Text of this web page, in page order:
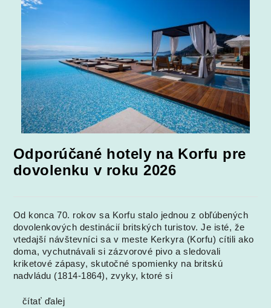
Odporúčané hotely na Korfu pre
dovolenku v roku 2026
Od konca 70. rokov sa Korfu stalo jednou z obľúbených
dovolenkových destinácií britských turistov. Je isté, že
vtedajší návštevníci sa v meste Kerkyra (Korfu) cítili ako
doma, vychutnávali si zázvorové pivo a sledovali
kriketové zápasy, skutočné spomienky na britskú
nadvládu (1814-1864), zvyky, ktoré si
čítať ďalej